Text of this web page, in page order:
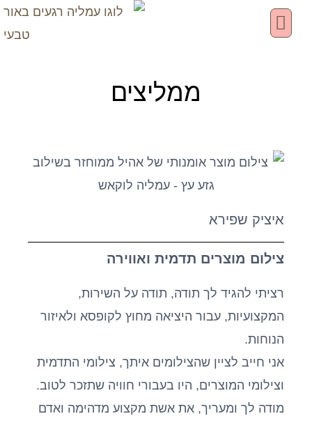
דילוג
לתוכן
ממליצים
איציק שפירא
צילום מוצרים תדמית ואווירה
רציתי להגיד לך תודה, תודה על השירות,
המקצועיות, עבור היציאה מחוץ לקופסא ולאיזור
הנוחות.
אני חייב לציין שהצילומים איתך, צילומי התדמית
וצילומי המוצרים, היו בעבורי חוויה שתזכר לטוב.
מודה לך ומעריך, את אשת מקצוע מדהימה ואדם